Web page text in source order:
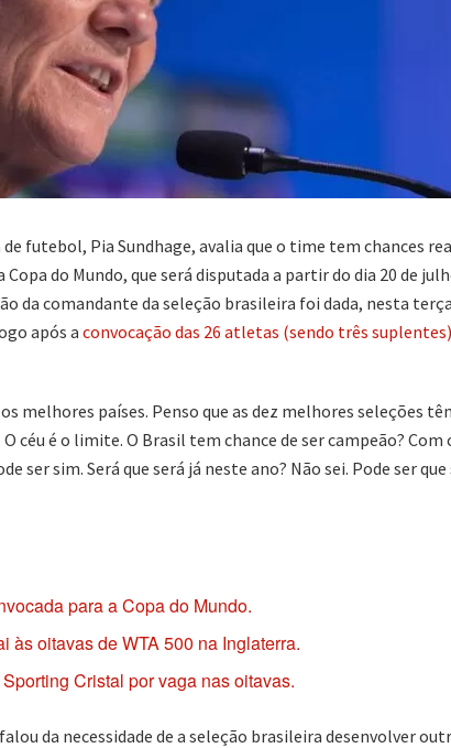
futebol, Pia Sundhage, avalia que o time tem chances
do Mundo, que será disputada a partir do dia 20 de
da comandante da seleção brasileira foi dada, nesta
após a convocação das 26 atletas (sendo três
melhores países. Penso que as dez melhores seleções
céu é o limite. O Brasil tem chance de ser campeão? Com
ser sim. Será que será já neste ano? Não sei. Pode ser que
para a Copa do Mundo.
às oitavas de WTA 500 na Inglaterra.
Cristal por vaga nas oitavas.
da necessidade de a seleção brasileira desenvolver